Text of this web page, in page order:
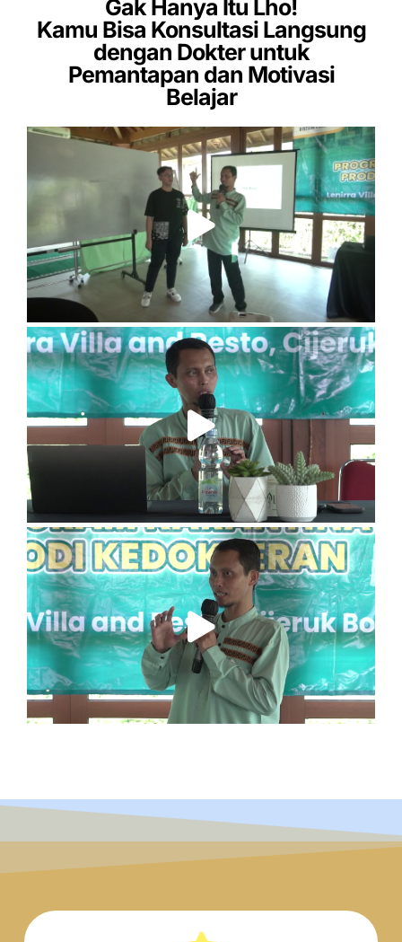
Gak Hanya Itu Lho!
Kamu Bisa Konsultasi Langsung
dengan Dokter untuk
Pemantapan dan Motivasi
Belajar